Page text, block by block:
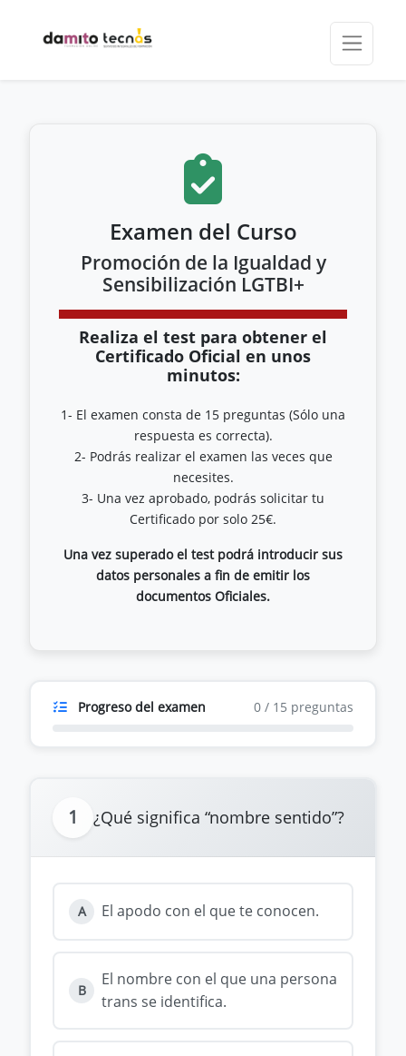
Examen del Curso
Promoción de la Igualdad y
Sensibilización LGTBI+
Realiza el test para obtener el
Certificado Oficial en unos
minutos:
1- El examen consta de 15 preguntas (Sólo una
respuesta es correcta).
2- Podrás realizar el examen las veces que
necesites.
3- Una vez aprobado, podrás solicitar tu
Una vez superado el test podrá introducir sus
datos personales a fin de emitir los
documentos Oficiales.
Progreso del examen 0 / 15 preguntas
1 ¿Qué significa “nombre sentido”?
A El apodo con el que te conocen.
B
El nombre con el que una persona
trans se identifica.